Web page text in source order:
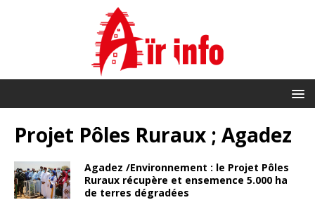
Projet Pôles Ruraux ; Agadez
Agadez /Environnement : le Projet Pôles
Ruraux récupère et ensemence 5.000 ha
de terres dégradées